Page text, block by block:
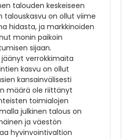
talouden keskeiseen
talouskasvu on ollut viime
hidasta, ja markkinoiden
monin paikoin
sijaan.
verrokkimaita
kasvu on ollut
kansainvälisesti
määrä ole riittänyt
toimialojen
julkinen talous on
ja väestön
hyvinvointivaltion